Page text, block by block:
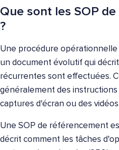
Que sont les SOP
?
Une procédure opérationnelle
un document évolutif qui
récurrentes sont effectuées.
généralement des
captures d'écran ou des vidéos.
Une SOP de référencement
décrit comment les tâches